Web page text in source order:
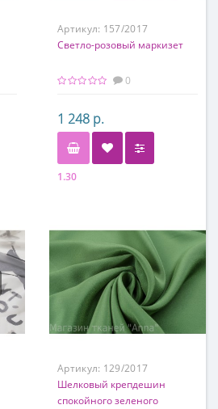
Артикул: 157/2017
Светло-розовый маркизет
0
1 248 р.
1.30
Артикул: 129/2017
Шелковый крепдешин
спокойного зеленого